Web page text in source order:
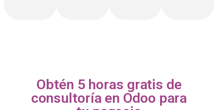
Obtén 5 horas gratis de
consultoría en Odoo para